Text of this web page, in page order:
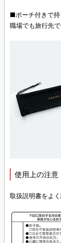
■ポーチ付きで持
職場でも旅行先
使用上の注意
取扱説明書をよ